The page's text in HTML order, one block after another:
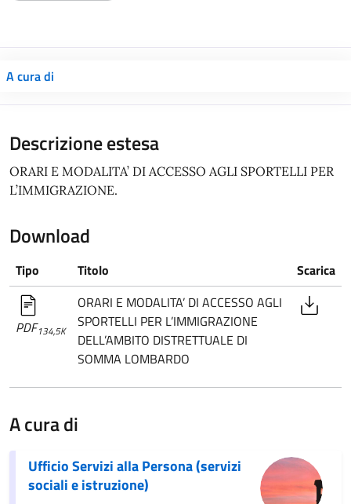
A cura di
Descrizione estesa
ORARI E MODALITA’ DI ACCESSO AGLI SPORTELLI PER
L’IMMIGRAZIONE.
Download
Tipo Titolo Scarica
PDF134,5K
ORARI E MODALITA’ DI ACCESSO AGLI
SPORTELLI PER L’IMMIGRAZIONE
DELL’AMBITO DISTRETTUALE DI
SOMMA LOMBARDO
A cura di
Ufficio Servizi alla Persona (servizi
sociali e istruzione)